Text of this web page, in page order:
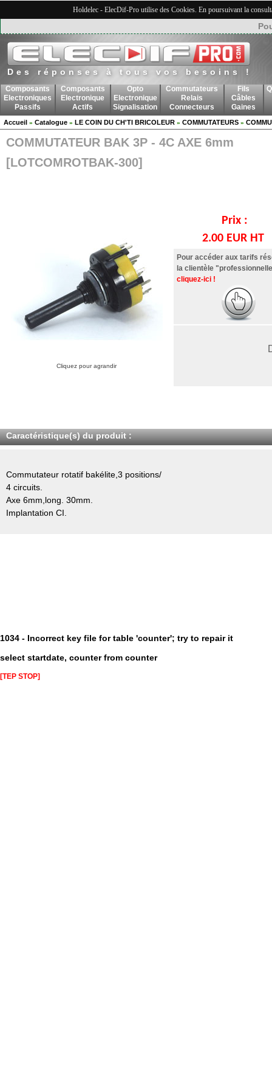
Holdelec - ElecDif-Pro utilise des Cookies. En poursuivant la
Des réponses à tous vos besoins !
Composants
Electroniques
Passifs
Composants
Electronique
Actifs
Opto
Electronique
Signalisation
Commutateurs
Relais
Connecteurs
Fils
Câbles
Gaines
Accueil » Catalogue » LE COIN DU CH'TI BRICOLEUR » COMMUTATEURS »
COMMUTATEUR BAK 3P - 4C AXE 6mm
[LOTCOMROTBAK-300]
Cliquez pour agrandir
Prix :
2.00 EUR HT
Pour accéder aux tarifs
la clientèle
cliquez-ici !
Caractéristique(s) du produit :
Commutateur rotatif bakélite,3 positions/
4 circuits.
Axe 6mm,long. 30mm.
Implantation CI.
1034 - Incorrect key file for table 'counter'; try to repair it
select startdate, counter from counter
[TEP STOP]